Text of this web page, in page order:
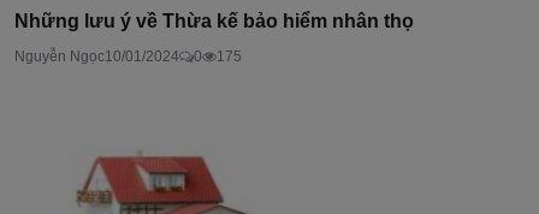
Những lưu ý về Thừa kế bảo hiểm nhân thọ
Nguyễn Ngọc10/01/2024 0 175